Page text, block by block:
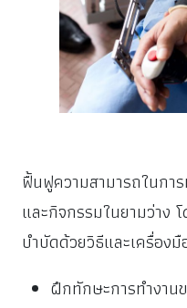
ฟื้นฟูความสามารถในกา
และกิจกรรมในยามว่าง
บำบัดด้วยวิธีและเครื่อง
ฝึกทักษะการทำงาน